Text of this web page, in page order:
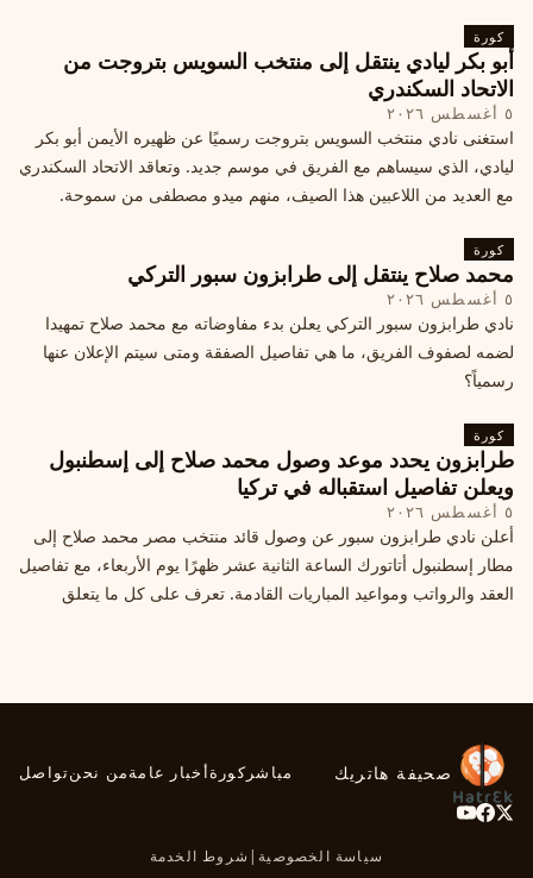
كورة
أبو بكر ليادي ينتقل إلى منتخب السويس بتروجت من
الاتحاد السكندري
٥ أغسطس ٢٠٢٦
استغنى نادي منتخب السويس بتروجت رسميًا عن ظهيره الأيمن أبو بكر
ليادي، الذي سيساهم مع الفريق في موسم جديد. وتعاقد الاتحاد السكندري
مع العديد من اللاعبين هذا الصيف، منهم ميدو مصطفى من سموحة.
كورة
محمد صلاح ينتقل إلى طرابزون سبور التركي
٥ أغسطس ٢٠٢٦
نادي طرابزون سبور التركي يعلن بدء مفاوضاته مع محمد صلاح تمهيدا
لضمه لصفوف الفريق، ما هي تفاصيل الصفقة ومتى سيتم الإعلان عنها
رسمياً؟
كورة
طرابزون يحدد موعد وصول محمد صلاح إلى إسطنبول
ويعلن تفاصيل استقباله في تركيا
٥ أغسطس ٢٠٢٦
أعلن نادي طرابزون سبور عن وصول قائد منتخب مصر محمد صلاح إلى
مطار إسطنبول أتاتورك الساعة الثانية عشر ظهرًا يوم الأربعاء، مع تفاصيل
العقد والرواتب ومواعيد المباريات القادمة. تعرف على كل ما يتعلق
صحيفة هاتريك مباشر كورةأخبار عامةمن نحنتواصل
سياسة الخصوصية | شروط الخدمة